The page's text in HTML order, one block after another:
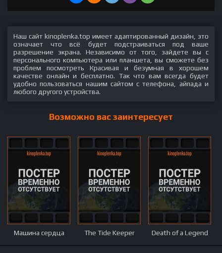
Наш сайт kinoplenka.top имеет адаптированный дизайн, это
означает что всё будет подстраиваться под ваше
разрешение экрана. Независимо от того, зайдете вы с
персонального компьютера или планшета, вы сможете без
проблем посмотреть Красивая и безумная в хорошем
качестве онлайн и бесплатно. Так что вам всегда будет
удобно пользоваться нашим сайтом с телефона, айпада и
любого другого устройства.
Возможно вас заинтересует
Машина сердца The Tide Keeper Death of a Legend